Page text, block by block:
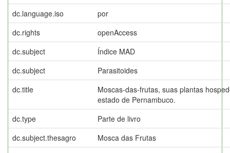
dc.language.iso
por
dc.rights
openAccess
dc.subject
Índice MAD
dc.subject
Parasitoides
dc.title
Moscas-das-frutas, suas plantas
estado de Pernambuco.
dc.type
Parte de livro
dc.subject.thesagro
Mosca das Frutas